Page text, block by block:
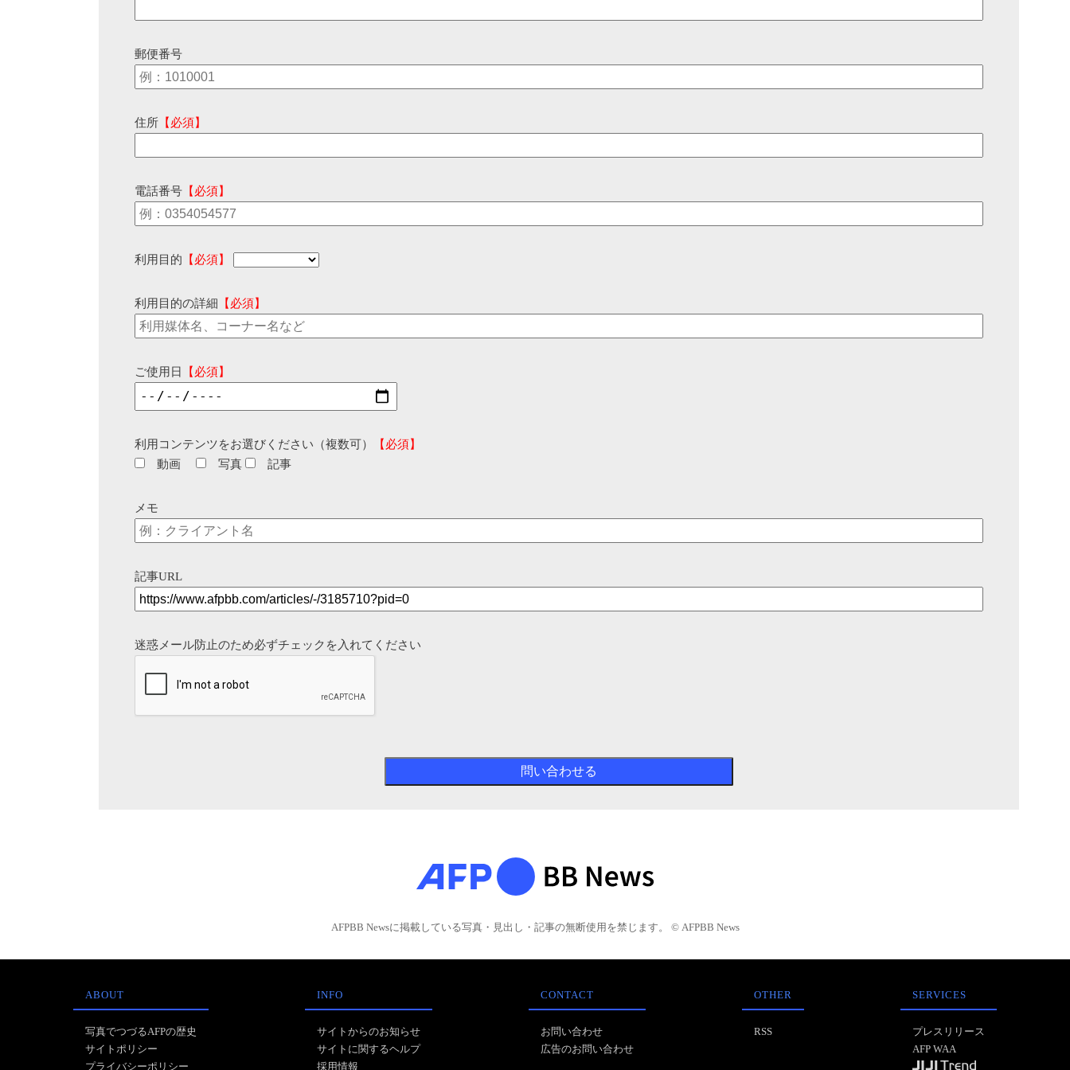
郵便番号
住所 【必須】
電話番号 【必須】
利用目的 【必須】
利用目的の詳細 【必須】
ご使用日 【必須】
利用コンテンツをお選びください（複数可）
【必須】
動画
写真 記事
メモ
記事URL
迷惑メール防止のため必ずチェックを入れてください
AFPBB Newsに掲載している写真・見出し・記事の無断使用を禁じます。 © AFPBB News
ABOUT
写真でつづるAFPの歴史
サイトポリシー
プライバシーポリシー
INFO
サイトからのお知らせ
サイトに関するヘルプ
採用情報
CONTACT
お問い合わせ
広告のお問い合わせ
OTHER
RSS
SERVICES
プレスリリース
AFP WAA